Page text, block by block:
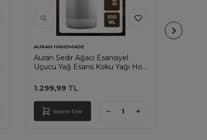
AURAN HANDMADE
Auran Sedir Ağacı Esansiyel
Uçucu Yağ Esans Koku Yağı Hobi
500ml
1.299,99TL
Sepete Ekle